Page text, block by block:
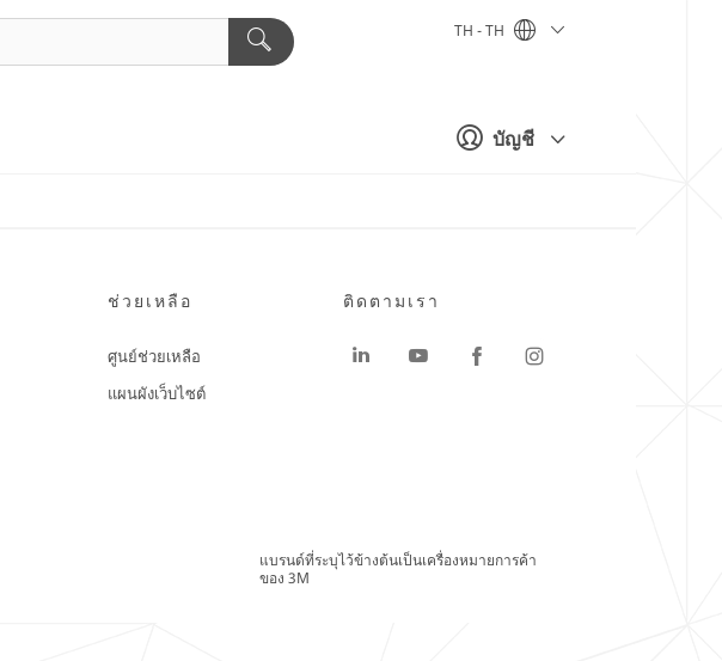
บัญชี
TH - TH
ช่วยเหลือ
ศูนย์ช่วยเหลือ
แผนผังเว็บไซต์
ติดตามเรา
แบรนด์ที่ระบุไว้ข้างต้นเป็นเครื่องหมายการค้า
ของ 3M